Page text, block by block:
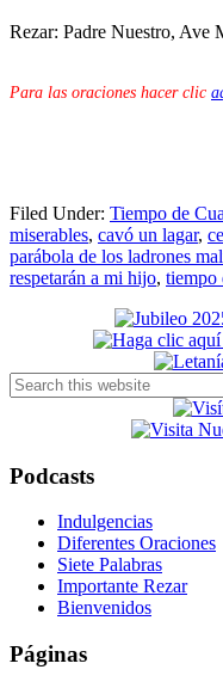
Rezar: Padre Nuestro, Ave
Para las oraciones hacer clic
Filed Under: Tiempo de
miserables, cavó un lagar,
parábola de los ladrones
respetarán a mi hijo, tiempo
Primary
Sidebar
Search
this
Podcasts
Indulgencias
Diferentes Oraciones
Siete Palabras
Importante Rezar
Bienvenidos
Páginas